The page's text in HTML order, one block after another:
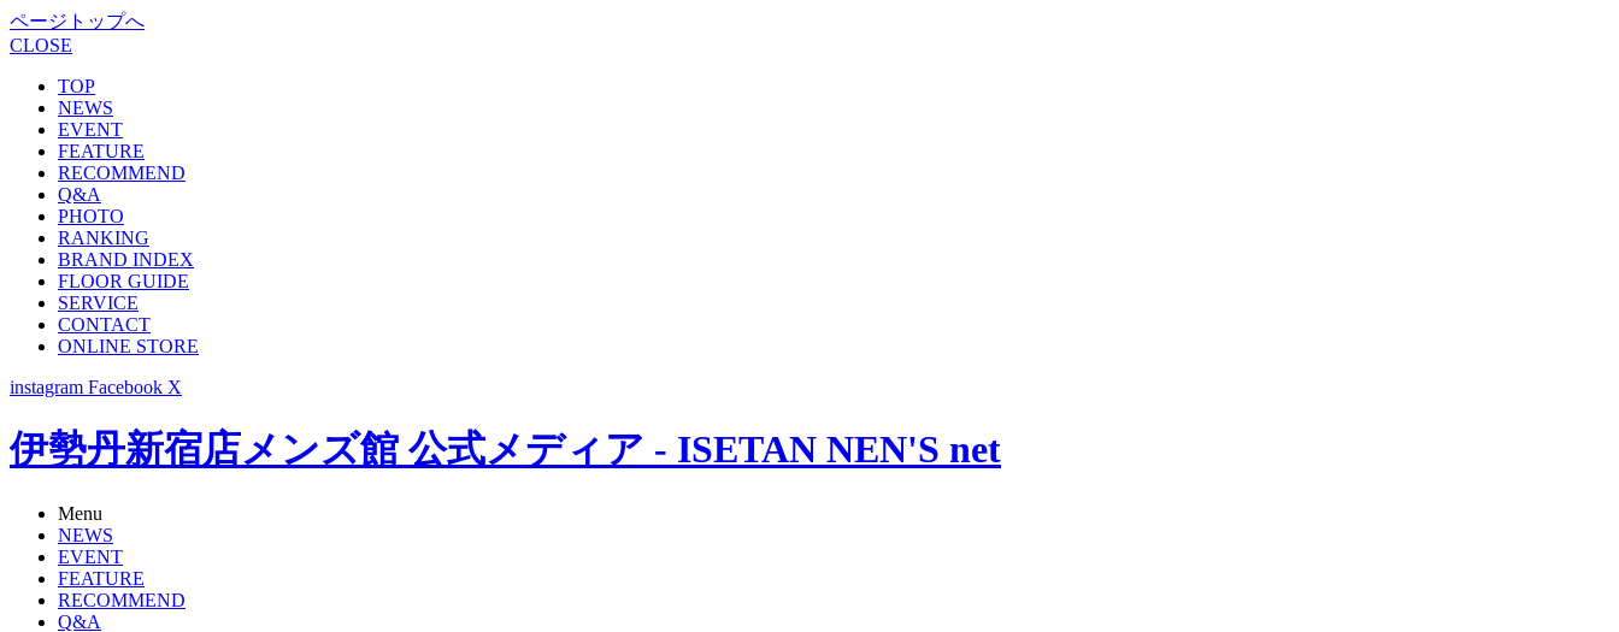
ページトップへ
CLOSE
TOP
NEWS
EVENT
FEATURE
RECOMMEND
Q&A
PHOTO
RANKING
BRAND INDEX
FLOOR GUIDE
SERVICE
CONTACT
ONLINE STORE
instagram Facebook X
伊勢丹新宿店メンズ館 公式メディア - ISETAN NEN'S net
Menu
NEWS
EVENT
FEATURE
RECOMMEND
Q&A